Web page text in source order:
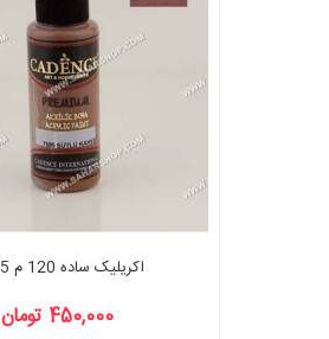
اکریلیک ساده 120 م 7595
450,000 تومان